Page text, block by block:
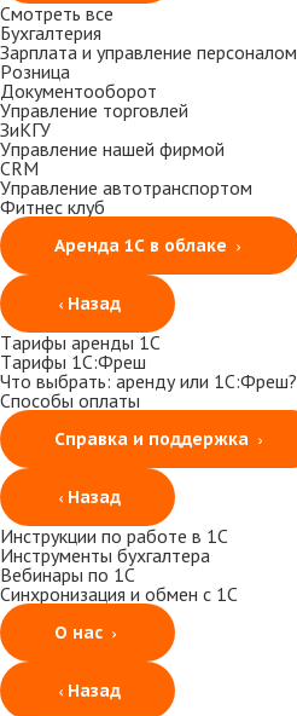
Смотреть все
Бухгалтерия
Зарплата и управление персоналом
Розница
Документооборот
Управление торговлей
ЗиКГУ
Управление нашей фирмой
CRM
Управление автотранспортом
Фитнес клуб
Аренда 1С в облаке
Назад
Тарифы аренды 1С
Тарифы 1С:Фреш
Что выбрать: аренду или 1С:Фреш?
Способы оплаты
Справка и поддержка
Назад
Инструкции по работе в 1С
Инструменты бухгалтера
Вебинары по 1С
Синхронизация и обмен с 1С
О нас
Назад